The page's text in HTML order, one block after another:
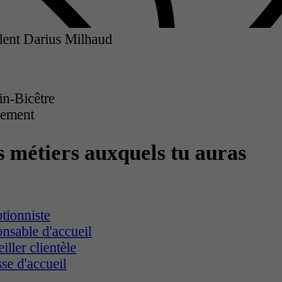
Darius Milhaud
Bicêtre
métiers auxquels tu auras
d'accueil
clientèle
d'accueil